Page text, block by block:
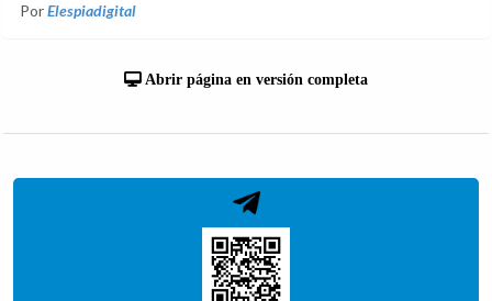
PorElespiadigital
Abrir página en versión completa